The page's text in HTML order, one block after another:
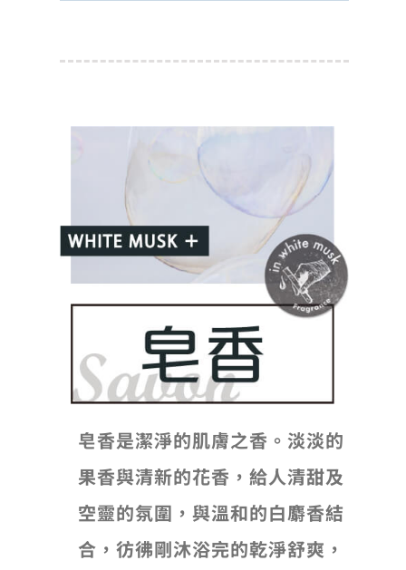
皂香是潔淨的肌膚之香。淡淡的
果香與清新的花香，給人清甜及
空靈的氛圍，與溫和的白麝香結
合，彷彿剛沐浴完的乾淨舒爽，